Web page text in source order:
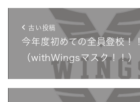
古い投稿
今年度初めての全員登校！！
（withWingsマスク！！）